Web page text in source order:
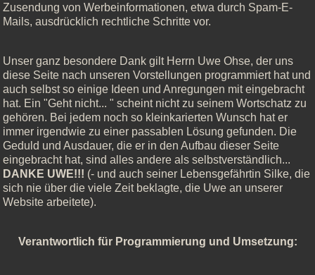
Zusendung von Werbeinformationen, etwa durch Spam-E-
Mails, ausdrücklich rechtliche Schritte vor.
Unser ganz besondere Dank gilt Herrn Uwe Ohse, der uns
diese Seite nach unseren Vorstellungen programmiert hat und
auch selbst so einige Ideen und Anregungen mit eingebracht
hat. Ein "Geht nicht... " scheint nicht zu seinem Wortschatz zu
gehören. Bei jedem noch so kleinkarierten Wunsch hat er
immer irgendwie zu einer passablen Lösung gefunden. Die
Geduld und Ausdauer, die er in den Aufbau dieser Seite
eingebracht hat, sind alles andere als selbstverständlich...
DANKE UWE!!! (- und auch seiner Lebensgefährtin Silke, die
sich nie über die viele Zeit beklagte, die Uwe an unserer
Website arbeitete).
Verantwortlich für Programmierung und Umsetzung: